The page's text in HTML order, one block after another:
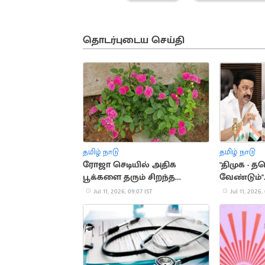
தொடர்புடைய செய்தி
தமிழ் நாடு
ரோஜா செடியில் அதிக
பூக்களை தரும் சிறந்த
இயற்கை உரங்கள்
Jul 11, 2026, 09:07 IST
தமிழ் நாடு
"திமுக
Jul 11, 2026,